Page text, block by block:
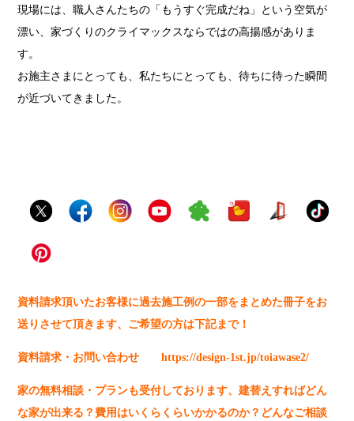
現場には、職人さんたちの「もうすぐ完成だね」という空気が
漂い、家づくりのクライマックスならではの高揚感がありま
す。
お施主さまにとっても、私たちにとっても、待ちに待った瞬間
が近づいてきました。
資料請求頂いたお客様に過去施工例の一部をまとめた冊子をお
送りさせて頂きます、ご希望の方は下記まで！
資料請求・お問い合わせhttps://design-1st.jp/toiawase2/
家の無料相談・プランも受付しております、建替えすればどん
な家が出来る？費用はいくらくらいかかるのか？どんなご相談